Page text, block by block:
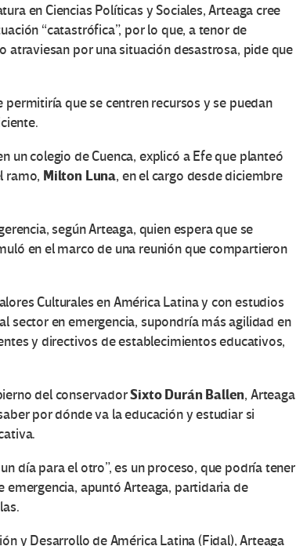
en Ciencias Políticas y Sociales, Arteaga cree
“catastrófica”, por lo que, a tenor de
atraviesan por una situación desastrosa, pide que
que se centren recursos y se puedan
un colegio de Cuenca, explicó a Efe que planteó
ramo, Milton Luna, en el cargo desde diciembre
según Arteaga, quien espera que se
en el marco de una reunión que compartieron
Culturales en América Latina y con estudios
sector en emergencia, supondría más agilidad en
y directivos de establecimientos educativos,
del conservadorSixto Durán Ballen, Arteaga
por dónde va la educación y estudiar si
día para el otro”, es un proceso, que podría tener
apuntó Arteaga, partidaria de
y Desarrollo de América Latina (Fidal), Arteaga